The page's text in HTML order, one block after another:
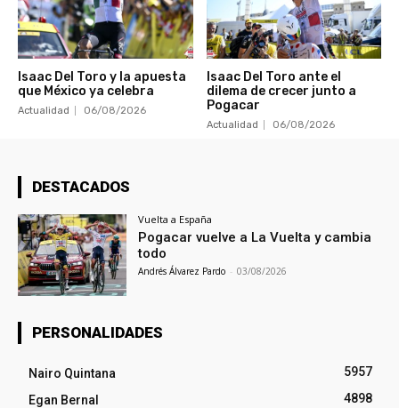
Isaac Del Toro y la apuesta
que México ya celebra
Actualidad 06/08/2026
Isaac Del Toro ante el
dilema de crecer junto a
Pogacar
Actualidad 06/08/2026
DESTACADOS
Vuelta a España
Pogacar vuelve a La Vuelta y cambia
todo
Andrés Álvarez Pardo - 03/08/2026
PERSONALIDADES
Nairo Quintana
5957
Egan Bernal
4898